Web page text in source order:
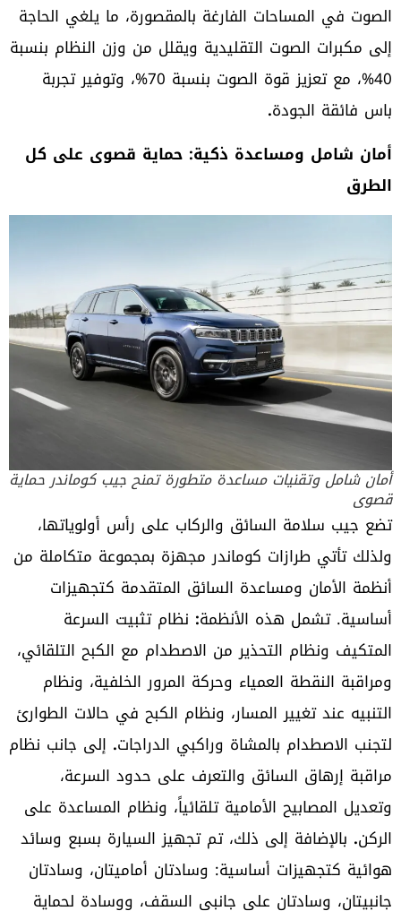
الصوت في المساحات الفارغة بالمقصورة، ما يلغي الحاجة
إلى مكبرات الصوت التقليدية ويقلل من وزن النظام بنسبة
40%، مع تعزيز قوة الصوت بنسبة 70%، وتوفير تجربة
باس فائقة الجودة.
أمان شامل ومساعدة ذكية: حماية قصوى على كل
الطرق
أمان شامل وتقنيات مساعدة متطورة تمنح جيب كوماندر حماية
قصوى
تضع جيب سلامة السائق والركاب على رأس أولوياتها،
ولذلك تأتي طرازات كوماندر مجهزة بمجموعة متكاملة من
أنظمة الأمان ومساعدة السائق المتقدمة كتجهيزات
أساسية. تشمل هذه الأنظمة: نظام تثبيت السرعة
المتكيف ونظام التحذير من الاصطدام مع الكبح التلقائي،
ومراقبة النقطة العمياء وحركة المرور الخلفية، ونظام
التنبيه عند تغيير المسار، ونظام الكبح في حالات الطوارئ
لتجنب الاصطدام بالمشاة وراكبي الدراجات. إلى جانب نظام
مراقبة إرهاق السائق والتعرف على حدود السرعة،
وتعديل المصابيح الأمامية تلقائياً، ونظام المساعدة على
الركن. بالإضافة إلى ذلك، تم تجهيز السيارة بسبع وسائد
هوائية كتجهيزات أساسية: وسادتان أماميتان، وسادتان
جانبيتان، وسادتان على جانبي السقف، ووسادة لحماية